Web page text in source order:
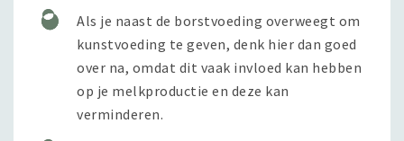
Als je naast de borstvoeding overweegt om
kunstvoeding te geven, denk hier dan goed
over na, omdat dit vaak invloed kan hebben
op je melkproductie en deze kan
verminderen.